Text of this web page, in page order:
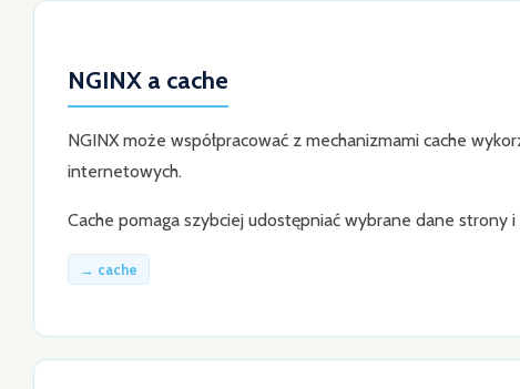
NGINX a cache
NGINX może współpracować z mechanizmami cache
internetowych.
Cache pomaga szybciej udostępniać wybrane dane strony
→ cache